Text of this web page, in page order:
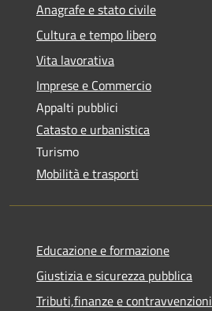
Anagrafe e stato civile
Cultura e tempo libero
Vita lavorativa
Imprese e Commercio
Appalti pubblici
Catasto e urbanistica
Turismo
Mobilità e trasporti
Educazione e formazione
Giustizia e sicurezza pubblica
Tributi,finanze e contravvenzioni